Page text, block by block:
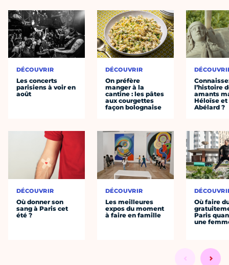
DÉCOUVRIR
Les concerts
parisiens à voir en
août
DÉCOUVRIR
Où donner son
sang à Paris cet
été ?
DÉCOUVRIR
On préfère
manger à la
cantine : les pâtes
aux courgettes
façon bolognaise
DÉCOUVRIR
Les meilleures
expos du moment
à faire en famille
l’histoire
amants
Héloïse et
Abélard ?
Où faire
Paris
une